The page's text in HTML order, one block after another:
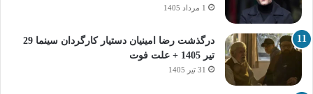
1 مرداد 1405
درگذشت رضا امینیان دستیار کارگردان سینما 29
تیر 1405 + علت فوت
31 تیر 1405